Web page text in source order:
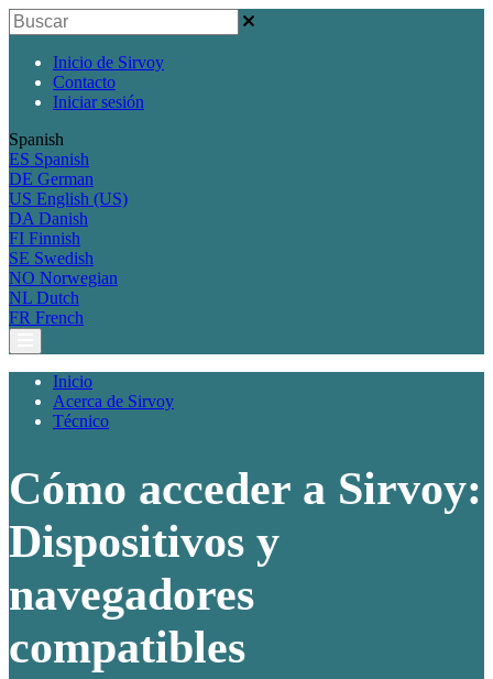
Inicio de Sirvoy
Contacto
Iniciar sesión
Spanish
ES Spanish
DE German
US English (US)
DA Danish
FI Finnish
SE Swedish
NO Norwegian
NL Dutch
FR French
Inicio
Acerca de Sirvoy
Técnico
Cómo acceder a Sirvoy:
Dispositivos y
navegadores
compatibles